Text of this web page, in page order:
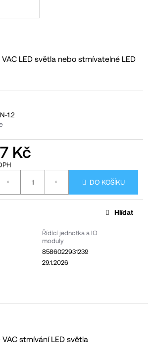
LED světla nebo stmívatelné LED
1.2
Kč
DO KOŠÍKU
Řídící jednotka a IO
moduly
8586022931239
29.1.2026
Hlídat
stmívání LED světla